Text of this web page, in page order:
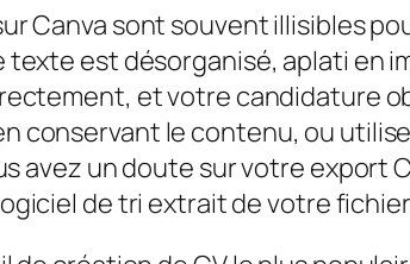
Canva sont souvent illisibles
texte est désorganisé, aplati en
et votre candidature
conservant le contenu, ou
avez un doute sur votre export
de tri extrait de votre